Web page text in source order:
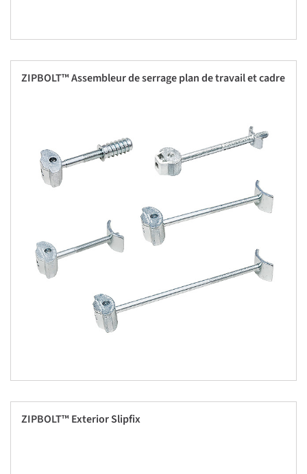
ZIPBOLT™ Assembleur de serrage plan de travail et cadre
ZIPBOLT™ Exterior Slipfix